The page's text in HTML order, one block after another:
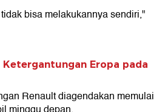
bisa melakukannya sendiri,"
Ketergantungan Eropa pada
Renault diagendakan memulai